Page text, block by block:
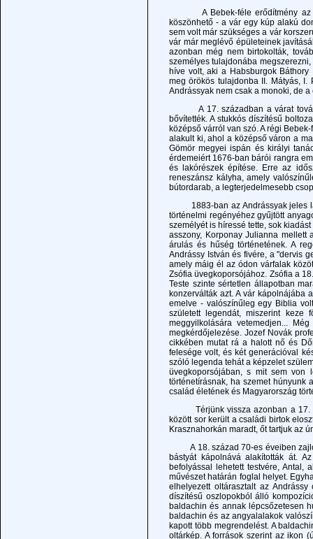
A Bebek-féle erődítmény az
köszönhető - a vár egy kúp alakú
sem volt már szükséges a vár
vár már meglévő épületeinek
azonban még nem birtokolták,
személyes tulajdonába
híve volt, aki a Habsburgok Báthory
meg örökös tulajdonba II. Mátyás, I.
Andrássyak nem csak a monoki, de
A 17. században a várat további
bővítették. A stukkós díszítésű
középső várról van szó. A régi
alakult ki, ahol a középső váron a
Gömör megyei ispán és királyi
érdemeiért 1676-ban bárói rangra
és lakórészek építése. Erre az
reneszánsz kályha, amely
bútordarab, a legterjedelmesebb
1883-ban az Andrássyak jeles
történelmi regényéhez gyűjtött
személyét is híressé tette, sok
asszony, Korponay Julianna mellett
árulás és hűség történetének. A
Andrássy István és fivére, a "dervis
amely máig él az ódon várfalak
Zsófia üvegkoporsójához. Zsófia a
Teste szinte sértetlen állapotban
konzerválták azt. A vár kápolnájába
emelve - valószínűleg egy Biblia
született legendát, miszerint keze
meggyilkolására vetemedjen...
megkérdőjelezése. Jozef Novák
cikkében mutat rá a halott nő és
felesége volt, és két generációval
szóló legenda tehát a képzelet
üvegkoporsójában, s mit sem von
történetírásnak, ha szemet húnyunk
család életének és Magyarország
Térjünk vissza azonban a 17. és
között sor került a családi birtok
Krasznahorkán maradt, őt tartjuk az
A 18. század 70-es éveiben
bástyát kápolnává alakították át.
befolyással lehetett testvére, Antal,
művészet határán foglal helyet.
elhelyezett oltárasztalt az
díszítésű oszlopokból álló
baldachin és annak lépcsőzetesen
baldachin és az angyalalakok
kapott több megrendelést. A
oltárkép. A források szerint az ikon